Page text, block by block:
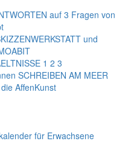
auf 3 Fragen von
und
1 2 3
SCHREIBEN AM MEER
AffenKunst
für Erwachsene